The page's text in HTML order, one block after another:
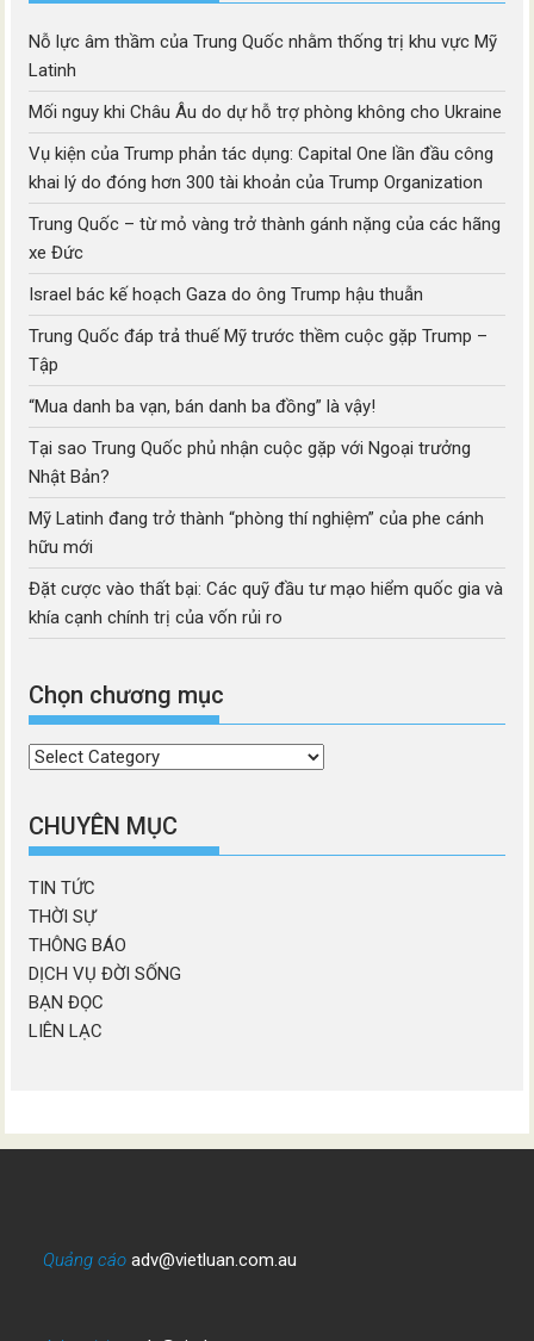
Nỗ lực âm thầm của Trung Quốc nhằm thống trị khu vực Mỹ
Latinh
Mối nguy khi Châu Âu do dự hỗ trợ phòng không cho Ukraine
Vụ kiện của Trump phản tác dụng: Capital One lần đầu công
khai lý do đóng hơn 300 tài khoản của Trump Organization
Trung Quốc – từ mỏ vàng trở thành gánh nặng của các hãng
xe Đức
Israel bác kế hoạch Gaza do ông Trump hậu thuẫn
Trung Quốc đáp trả thuế Mỹ trước thềm cuộc gặp Trump –
Tập
“Mua danh ba vạn, bán danh ba đồng” là vậy!
Tại sao Trung Quốc phủ nhận cuộc gặp với Ngoại trưởng
Nhật Bản?
Mỹ Latinh đang trở thành “phòng thí nghiệm” của phe cánh
hữu mới
Đặt cược vào thất bại: Các quỹ đầu tư mạo hiểm quốc gia và
khía cạnh chính trị của vốn rủi ro
Chọn chương mục
Chọn
mục
CHUYÊN MỤC
TIN TỨC
THỜI SỰ
THÔNG BÁO
DỊCH VỤ ĐỜI SỐNG
BẠN ĐỌC
LIÊN LẠC
Quảng cáo adv@vietluan.com.au